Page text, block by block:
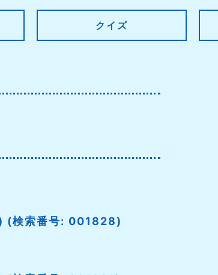
クイズ
(検索番号: 001828)